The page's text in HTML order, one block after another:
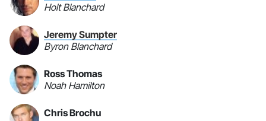
Holt Blanchard
Jeremy Sumpter
Byron Blanchard
Ross Thomas
Noah Hamilton
Chris Brochu